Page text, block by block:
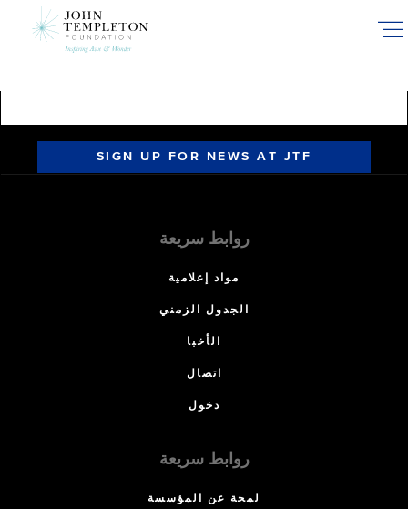
SIGN UP FOR NEWS AT JTF
روابط سريعة
مواد إعلامية
الجدول الزمني
الأخبا
اتصال
دخول
روابط سريعة
لمحة عن المؤسسة